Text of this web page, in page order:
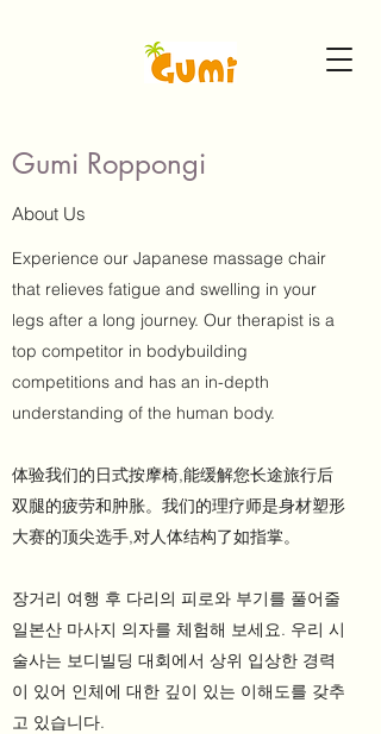
Gumi Roppongi
About Us
Experience our Japanese massage chair
that relieves fatigue and swelling in your
legs after a long journey. Our therapist is a
top competitor in bodybuilding
competitions and has an in-depth
understanding of the human body.
体验我们的日式按摩椅,能缓解您长途旅行后
双腿的疲劳和肿胀。我们的理疗师是身材塑形
大赛的顶尖选手,对人体结构了如指掌。
장거리 여행 후 다리의 피로와 부기를 풀어줄
일본산 마사지 의자를 체험해 보세요. 우리 시
술사는 보디빌딩 대회에서 상위 입상한 경력
이 있어 인체에 대한 깊이 있는 이해도를 갖추
고 있습니다.